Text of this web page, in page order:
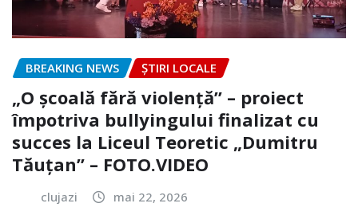
BREAKING NEWS ȘTIRI LOCALE
„O școală fără violență” – proiect
împotriva bullyingului finalizat cu
succes la Liceul Teoretic „Dumitru
Tăuțan” – FOTO.VIDEO
clujazi mai 22, 2026